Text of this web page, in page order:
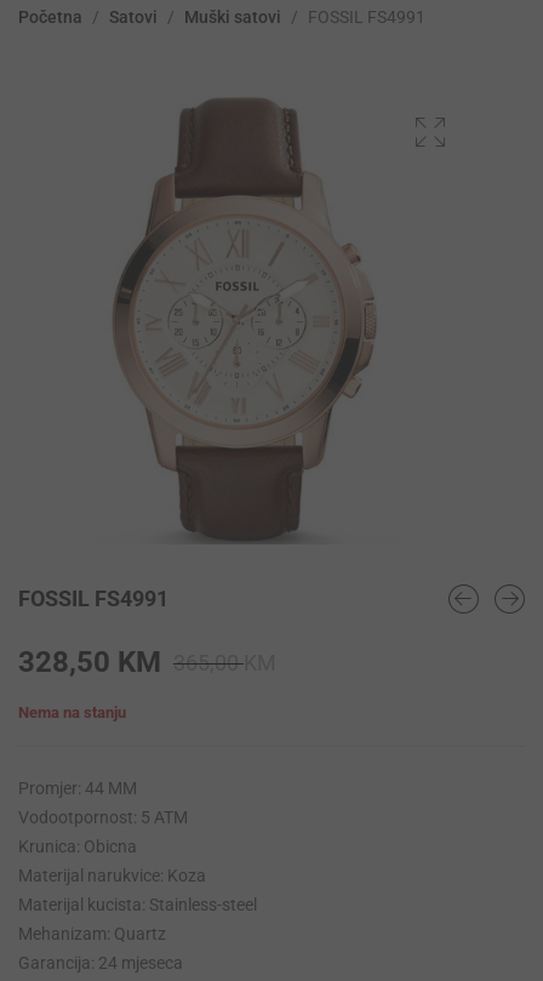
Početna / Satovi / Muški satovi / FOSSIL FS4991
FOSSIL FS4991
365,00
328,50 KM
Nema na stanju
Promjer: 44 MM
Vodootpornost: 5 ATM
Krunica: Obicna
Materijal narukvice: Koza
Materijal kucista: Stainless-steel
Mehanizam: Quartz
Garancija: 24 mjeseca